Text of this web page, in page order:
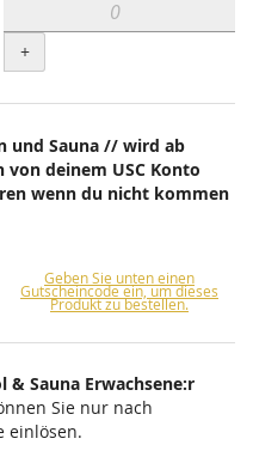
+
und Sauna // wird ab
deinem USC Konto
wenn du nicht kommen
Geben Sie unten einen
Gutscheincode ein, um dieses
Produkt zu bestellen.
& Sauna Erwachsene:r
Sie nur nach
einlösen.